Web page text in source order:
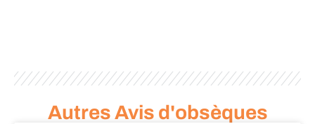
Autres Avis d'obsèques